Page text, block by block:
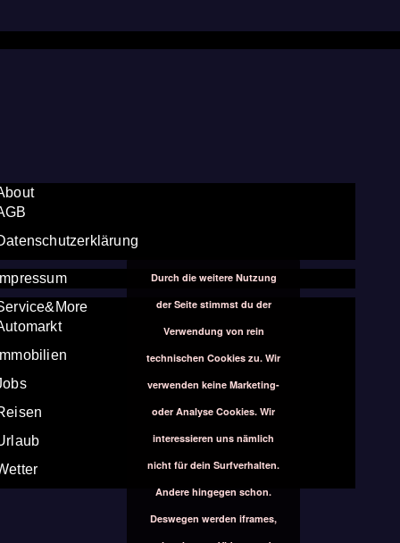
Durch die weitere Nutzung
der Seite stimmst du der
Verwendung von rein
technischen Cookies zu. Wir
verwenden keine Marketing-
oder Analyse Cookies. Wir
interessieren uns nämlich
nicht für dein Surfverhalten.
Andere hingegen schon.
Deswegen werden iframes,